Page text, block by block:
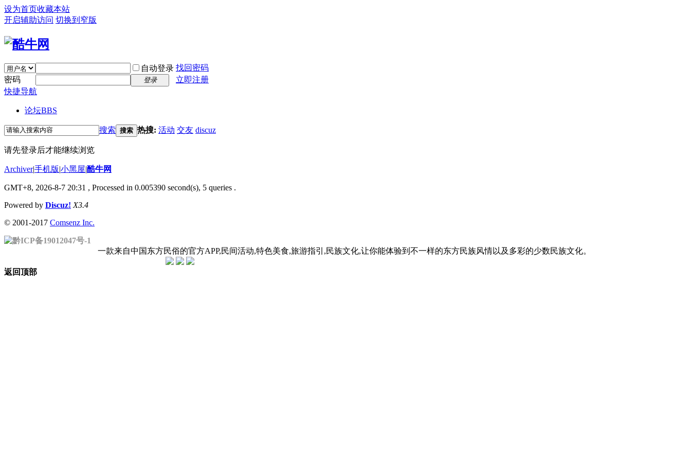
设为首页收藏本站
开启辅助访问 切换到窄版
自动登录 找回密码
密码
登录
立即注册
快捷导航
论坛BBS
搜索 搜索 热搜: 活动 交友 discuz
请先登录后才能继续浏览
Archiver|手机版|小黑屋|酷牛网
GMT+8, 2026-8-7 20:31 , Processed in 0.005390 second(s), 5 queries .
Powered by Discuz! X3.4
© 2001-2017 Comsenz Inc.
黔ICP备19012047号-1
一款来自中国东方民俗的官方APP,民间活动,特色美食,旅游指引,民族文化,让你能体验到不一样的东方民族风情以及多彩的少数民族文化。
返回顶部